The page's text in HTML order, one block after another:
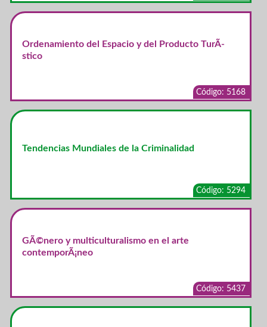
Ordenamiento del Espacio y del Producto TurÃ­
stico
Código: 5168
Tendencias Mundiales de la Criminalidad
Código: 5294
GÃ©nero y multiculturalismo en el arte
contemporÃ¡neo
Código: 5437